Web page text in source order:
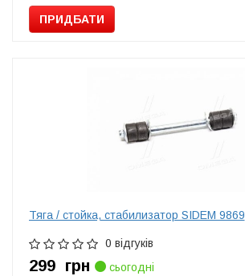
ПРИДБАТИ
Тяга / стойка, стабилизатор SIDEM 9869
0 відгуків
299 грн
сьогодні